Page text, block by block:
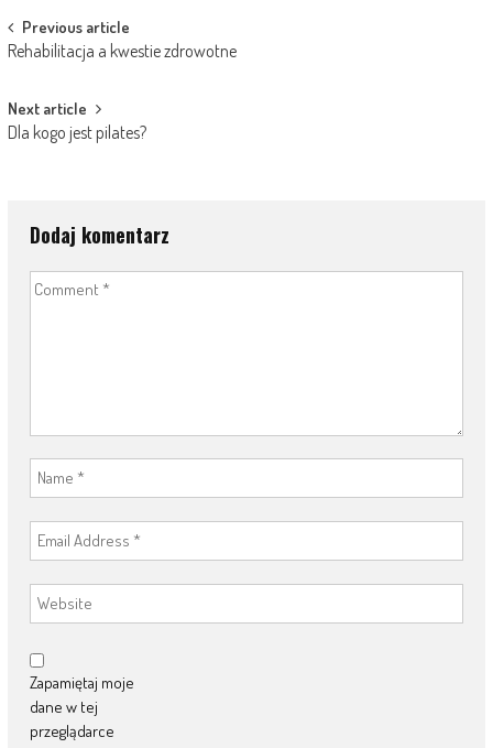
Post
navigation
Previous article
Rehabilitacja a kwestie zdrowotne
Next article
Dla kogo jest pilates?
Dodaj komentarz
Zapamiętaj moje
dane w tej
przeglądarce